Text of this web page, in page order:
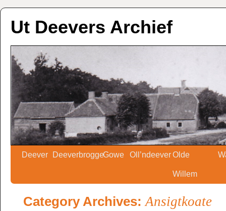
Ut Deevers Archief
Deever DeeverbroggeGowe Oll’ndeeverOlde
Willem
Category Archives:Ansigtkoate